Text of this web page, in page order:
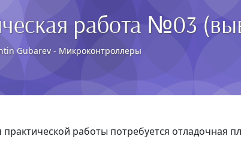
работа №03
Gubarev - Микроконтроллеры
работы потребуется отладочная